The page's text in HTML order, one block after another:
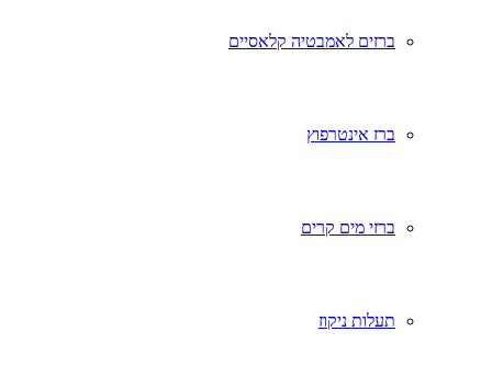
ברזים לאמבטיה קלאסיים
ברז אינטרפוץ
ברזי מים קרים
תעלות ניקוז